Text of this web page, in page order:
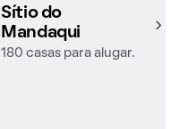
Sítio do
Mandaqui
180 casas para alugar.